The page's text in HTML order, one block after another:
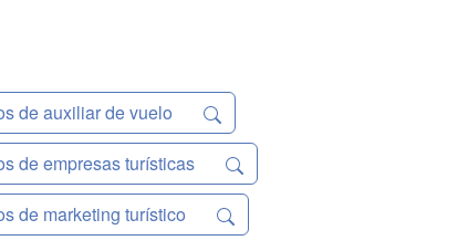
de auxiliar de vuelo
de empresas turísticas
de marketing turístico